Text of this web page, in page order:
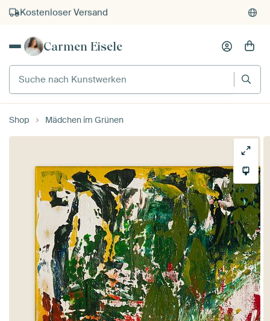
Kauf auf Rechnung
Individueller Druck auf Bestellung
Carmen Eisele
Suche nach Kunstwerken
Shop Mädchen im Grünen